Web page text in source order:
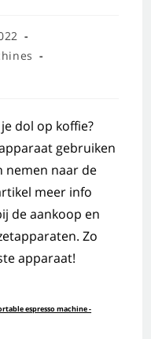
dol op koffie?
gebruiken
nemen naar de
meer info
de aankoop en
Zo
apparaat!
espresso machine -